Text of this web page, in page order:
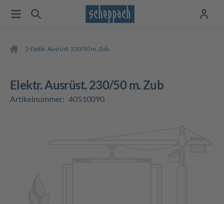
Elektr. Ausrüst. 230/50 m. Zub
Elektr. Ausrüst. 230/50 m. Zub
Artikelnummer: 40510090